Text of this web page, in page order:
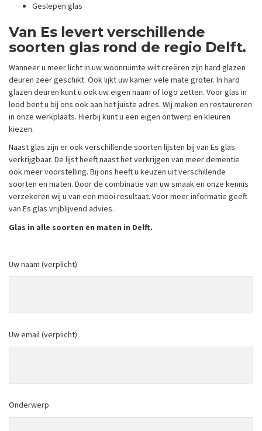
Geslepen glas
Van Es levert verschillende
soorten glas rond de regio Delft.
Wanneer u meer licht in uw woonruimte wilt creëren zijn hard glazen
deuren zeer geschikt. Ook lijkt uw kamer vele mate groter. In hard
glazen deuren kunt u ook uw eigen naam of logo zetten. Voor glas in
lood bent u bij ons ook aan het juiste adres. Wij maken en restaureren
in onze werkplaats. Hierbij kunt u een eigen ontwerp en kleuren
kiezen.
Naast glas zijn er ook verschillende soorten lijsten bij van Es glas
verkrijgbaar. De lijst heeft naast het verkrijgen van meer dementie
ook meer voorstelling. Bij ons heeft u keuzen uit verschillende
soorten en maten. Door de combinatie van uw smaak en onze kennis
verzekeren wij u van een mooi resultaat. Voor meer informatie geeft
van Es glas vrijblijvend advies.
Glas in alle soorten en maten in Delft.
Uw naam (verplicht)
Uw email (verplicht)
Onderwerp